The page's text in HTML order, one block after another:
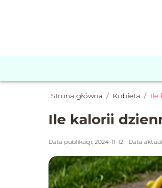
Strona główna / Kobieta / Ile
Ile kalorii
Data publikacji: 2024-11-12 Data